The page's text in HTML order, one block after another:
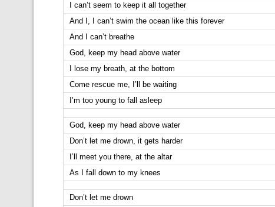
I can’t seem to keep it all together
And I, I can’t swim the ocean like this forever
And I can’t breathe
God, keep my head above water
I lose my breath, at the bottom
Come rescue me, I’ll be waiting
I’m too young to fall asleep
God, keep my head above water
Don’t let me drown, it gets harder
I’ll meet you there, at the altar
As I fall down to my knees
Don’t let me drown